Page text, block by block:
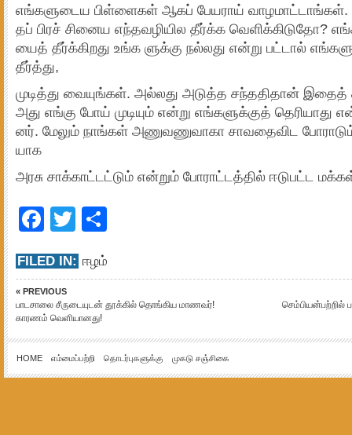
எங்­க­ளு­டைய பிள்­ளை­கள் ஆகப் பேய­ராய்
தப் பிரச்­ சி­னைய எந்­த­வ­ழி­யில தீர்க்க வெளிக்­கி­டுதோ?
யைத் தீர்க்­கி­றது உங்­க­ ளுக்கு நல்­லது என்று பட்­டால்
தீர்த்து,
முடித்து வையுங்­கள். அல்­லது அடுத்த சந்­த­தி­தான்
அது எங்கு போய் முடி­யும் என்று எங்­க­ளுக்­குத் தெரி­யாது
னர். மேலும் நாங்­கள் அணு­வ­ணு­வாகா சாவ­தை­விட
யாக
அரசு சாக்­காட்­டட்­டும் என்­றும் போராட்­டத்­தில் ஈடு­பட்ட
Facebook
Twitter
FILED IN: ஈழம்
« PREVIOUS
பாடசாலை சீருடையுடன் தூக்கில் தொங்கிய மாணவர்!
காரணம் வெளியானது!
செம்பியன்பற்றில்
HOME எம்மைப்பற்றி தொடர்புகளுக்கு முகடு சஞ்சிகை